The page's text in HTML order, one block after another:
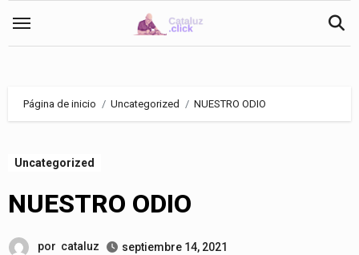
Página de inicio Uncategorized NUESTRO ODIO
Uncategorized
NUESTRO ODIO
por cataluz septiembre 14, 2021